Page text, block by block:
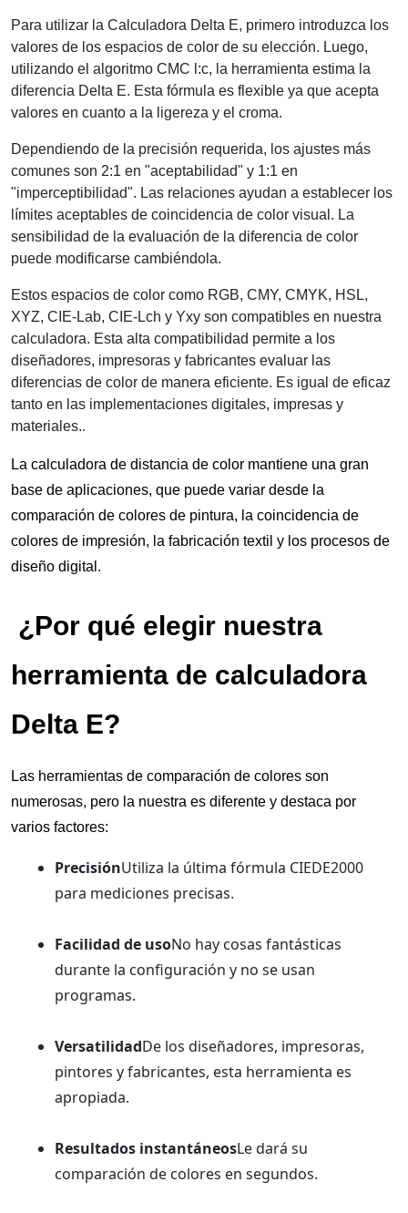
Para utilizar la Calculadora Delta E, primero introduzca los
valores de los espacios de color de su elección. Luego,
utilizando el algoritmo CMC l:c, la herramienta estima la
diferencia Delta E. Esta fórmula es flexible ya que acepta
valores en cuanto a la ligereza y el croma.
Dependiendo de la precisión requerida, los ajustes más
comunes son 2:1 en "aceptabilidad" y 1:1 en
"imperceptibilidad". Las relaciones ayudan a establecer los
límites aceptables de coincidencia de color visual. La
sensibilidad de la evaluación de la diferencia de color
puede modificarse cambiéndola.
Estos espacios de color como RGB, CMY, CMYK, HSL,
XYZ, CIE-Lab, CIE-Lch y Yxy son compatibles en nuestra
calculadora. Esta alta compatibilidad permite a los
diseñadores, impresoras y fabricantes evaluar las
diferencias de color de manera eficiente. Es igual de eficaz
tanto en las implementaciones digitales, impresas y
materiales..
La calculadora de distancia de color mantiene una gran
base de aplicaciones, que puede variar desde la
comparación de colores de pintura, la coincidencia de
colores de impresión, la fabricación textil y los procesos de
diseño digital.
herramienta de calculadora
Delta E?
Las herramientas de comparación de colores son
numerosas, pero la nuestra es diferente y destaca por
varios factores:
PrecisiónUtiliza la última fórmula CIEDE2000
para mediciones precisas.
Facilidad de usoNo hay cosas fantásticas
durante la configuración y no se usan
programas.
VersatilidadDe los diseñadores, impresoras,
pintores y fabricantes, esta herramienta es
apropiada.
Resultados instantáneosLe dará su
comparación de colores en segundos.